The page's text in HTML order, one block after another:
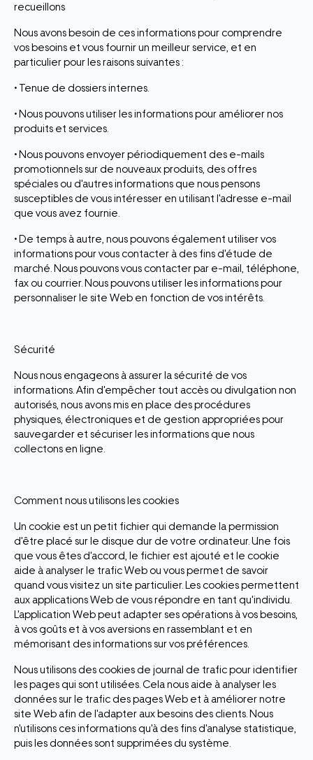
recueillons
Nous avons besoin de ces informations pour comprendre
vos besoins et vous fournir un meilleur service, et en
particulier pour les raisons suivantes :
• Tenue de dossiers internes.
• Nous pouvons utiliser les informations pour améliorer nos
produits et services.
• Nous pouvons envoyer périodiquement des e-mails
promotionnels sur de nouveaux produits, des offres
spéciales ou d'autres informations que nous pensons
susceptibles de vous intéresser en utilisant l'adresse e-mail
que vous avez fournie.
• De temps à autre, nous pouvons également utiliser vos
informations pour vous contacter à des fins d'étude de
marché. Nous pouvons vous contacter par e-mail, téléphone,
fax ou courrier. Nous pouvons utiliser les informations pour
personnaliser le site Web en fonction de vos intérêts.
Sécurité
Nous nous engageons à assurer la sécurité de vos
informations. Afin d'empêcher tout accès ou divulgation non
autorisés, nous avons mis en place des procédures
physiques, électroniques et de gestion appropriées pour
sauvegarder et sécuriser les informations que nous
collectons en ligne.
Comment nous utilisons les cookies
Un cookie est un petit fichier qui demande la permission
d'être placé sur le disque dur de votre ordinateur. Une fois
que vous êtes d'accord, le fichier est ajouté et le cookie
aide à analyser le trafic Web ou vous permet de savoir
quand vous visitez un site particulier. Les cookies permettent
aux applications Web de vous répondre en tant qu'individu.
L'application Web peut adapter ses opérations à vos besoins,
à vos goûts et à vos aversions en rassemblant et en
mémorisant des informations sur vos préférences.
Nous utilisons des cookies de journal de trafic pour identifier
les pages qui sont utilisées. Cela nous aide à analyser les
données sur le trafic des pages Web et à améliorer notre
site Web afin de l'adapter aux besoins des clients. Nous
n'utilisons ces informations qu'à des fins d'analyse statistique,
puis les données sont supprimées du système.